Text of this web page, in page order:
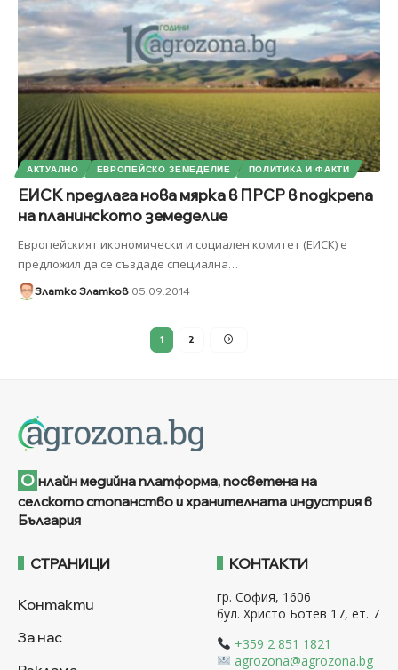
АКТУАЛНО ЕВРОПЕЙСКО ЗЕМЕДЕЛИЕ ПОЛИТИКА И ФАКТИ
ЕИСК предлага нова мярка в ПРСР в подкрепа
на планинското земеделие
Европейският икономически и социален комитет (ЕИСК) е
предложил да се създаде специална…
Златко Златков 05.09.2014
1 2
О нлайн медийна платформа, посветена на
селското стопанство и хранителната индустрия в
България
СТРАНИЦИ
Контакти
За нас
КОНТАКТИ
гр. София, 1606
бул. Христо Ботев 17, ет. 7
+359 2 851 1821
agrozona@agrozona.bg